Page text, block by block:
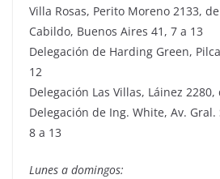
Villa Rosas, Perito Moreno 2133,
Cabildo, Buenos Aires 41, 7 a 13
Delegación de Harding Green,
12
Delegación Las Villas, Láinez 2280,
Delegación de Ing. White, Av.
8 a 13
Lunes a domingos: